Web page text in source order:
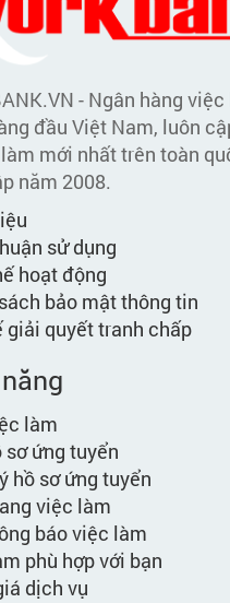
- Ngân hàng
đầu Việt Nam, luôn
mới nhất trên toàn
năm 2008.
sử dụng
hoạt động
bảo mật thông tin
giải quyết tranh chấp
làm
sơ ứng tuyển
hồ sơ ứng tuyển
việc làm
báo việc làm
phù hợp với bạn
dịch vụ